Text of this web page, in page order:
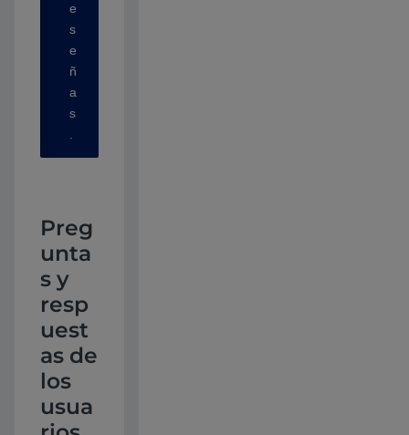
e
s
e
ñ
a
s
.
Preg
unta
s y
resp
uest
as de
los
usua